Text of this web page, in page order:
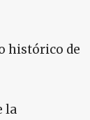
histórico de
la